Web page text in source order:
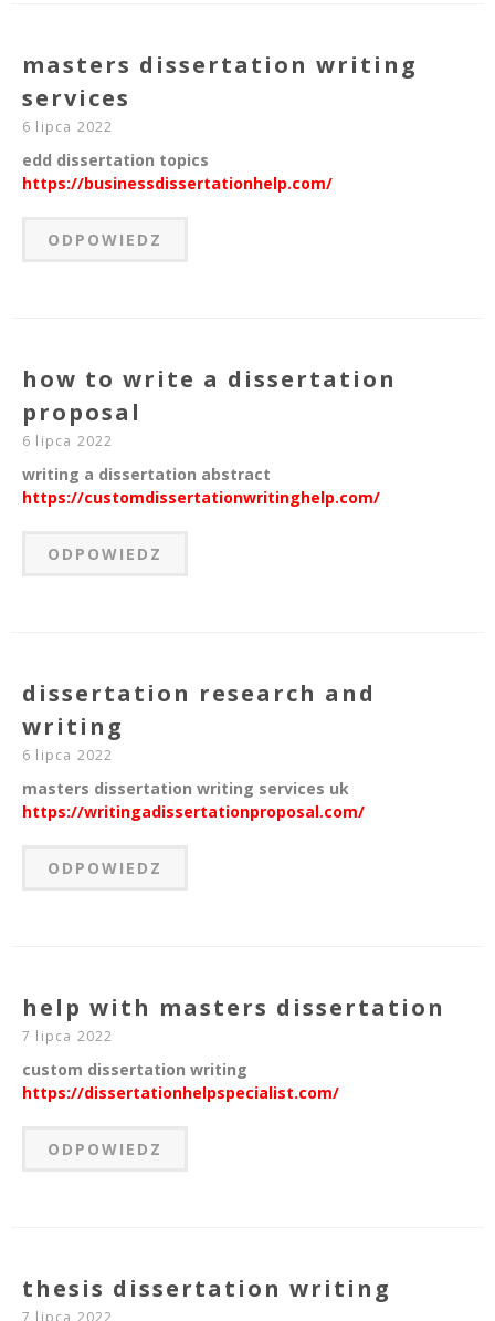
masters dissertation writing
services
6 lipca 2022
edd dissertation topics
https://businessdissertationhelp.com/
ODPOWIEDZ
how to write a dissertation
proposal
6 lipca 2022
writing a dissertation abstract
https://customdissertationwritinghelp.com/
ODPOWIEDZ
dissertation research and
writing
6 lipca 2022
masters dissertation writing services uk
https://writingadissertationproposal.com/
ODPOWIEDZ
help with masters dissertation
7 lipca 2022
custom dissertation writing
https://dissertationhelpspecialist.com/
ODPOWIEDZ
thesis dissertation writing